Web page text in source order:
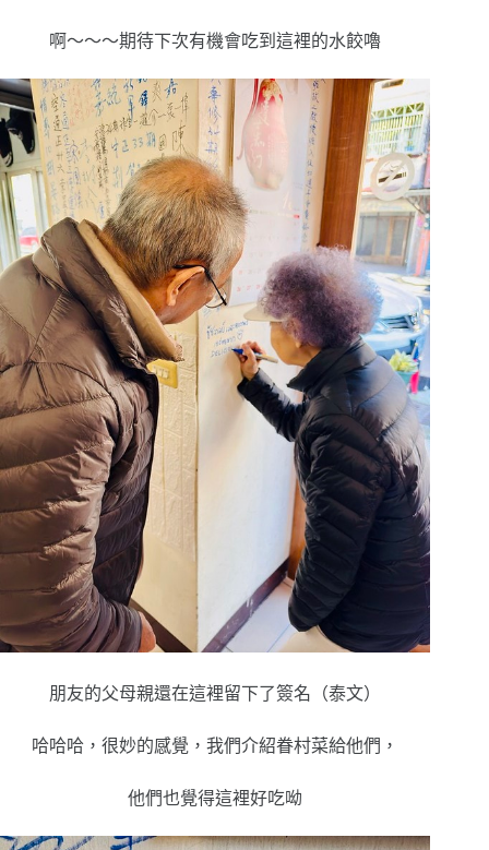
啊～～～期待下次有機會吃到這裡的水餃嚕
朋友的父母親還在這裡留下了簽名（泰文）
哈哈哈，很妙的感覺，我們介紹眷村菜給他們，
他們也覺得這裡好吃呦